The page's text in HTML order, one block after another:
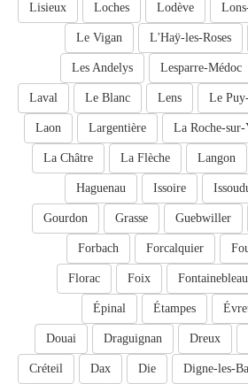
Lodève
Loches
Lisieux
L'Haÿ-les-Roses
Le Vigan
Lesparre-Médoc
Les Andelys
Le
Lens
Le Blanc
Laval
La Roche-sur-
Largentière
Laon
Langon
La Flèche
La Châtre
Issoire
Haguenau
Guebwiller
Grasse
Gourdon
Forcalquier
Forbach
Fontainebleau
Foix
Florac
Étampes
Épinal
Dreux
Draguignan
Douai
Digne-les-
Die
Dax
Créteil